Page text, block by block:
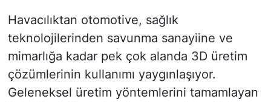
Havacılıktan otomotive, sağlık
teknolojilerinden savunma sanayiine ve
mimarlığa kadar pek çok alanda 3D üretim
çözümlerinin kullanımı yaygınlaşıyor.
Geleneksel üretim yöntemlerini tamamlayan